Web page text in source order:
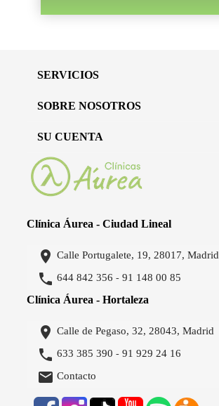
SERVICIOS
SOBRE NOSOTROS
SU CUENTA
Clínica Áurea - Ciudad Lineal
 Calle Portugalete, 19, 28017, Madrid
 644 842 356 -91 148 00 85
Clínica Áurea - Hortaleza
 Calle de Pegaso, 32, 28043, Madrid
 633 385 390 -91 929 24 16
 Contacto